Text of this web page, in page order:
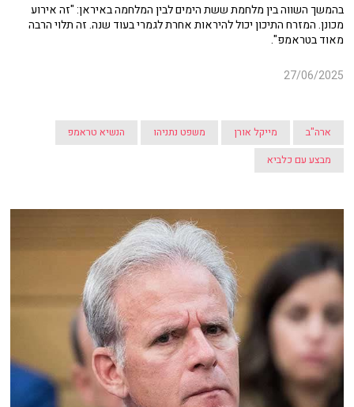
בהמשך השווה בין מלחמת ששת הימים לבין המלחמה באיראן: "זה אירוע
מכונן. המזרח התיכון יכול להיראות אחרת לגמרי בעוד שנה. זה תלוי הרבה
מאוד בטראמפ".
27/06/2025
ארה"ב מייקל אורן משפט נתניהו
הנשיא טראמפ
מבצע עם כלביא